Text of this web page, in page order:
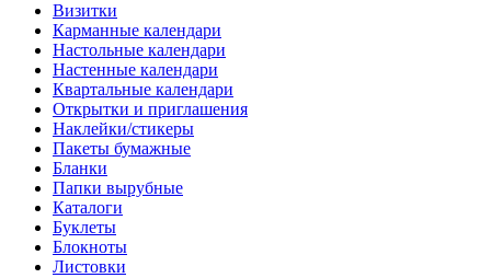
Визитки
Карманные календари
Настольные календари
Настенные календари
Квартальные календари
Открытки и приглашения
Наклейки/стикеры
Пакеты бумажные
Бланки
Папки вырубные
Каталоги
Буклеты
Блокноты
Листовки